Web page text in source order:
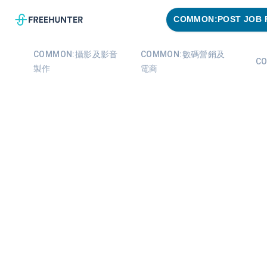
COMMON:POST JOB
COMMON:攝影及影音
製作
COMMON:數碼營銷及
電商